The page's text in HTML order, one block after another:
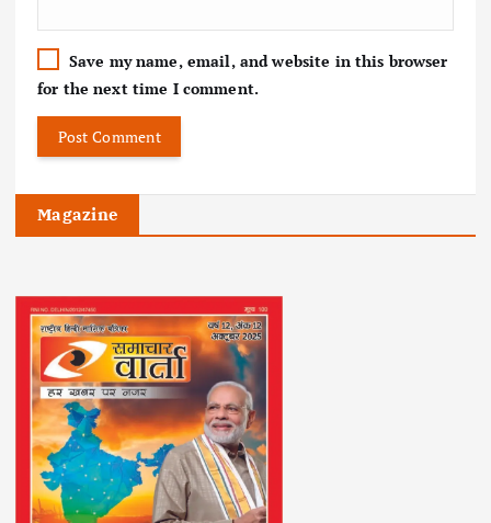
Save my name, email, and website in this browser
for the next time I comment.
Magazine